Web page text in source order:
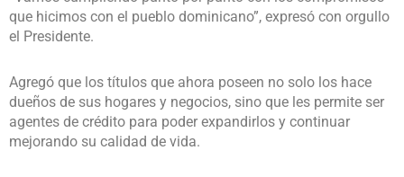
que hicimos con el pueblo dominicano”, expresó con orgullo
el Presidente.
Agregó que los títulos que ahora poseen no solo los hace
dueños de sus hogares y negocios, sino que les permite ser
agentes de crédito para poder expandirlos y continuar
mejorando su calidad de vida.